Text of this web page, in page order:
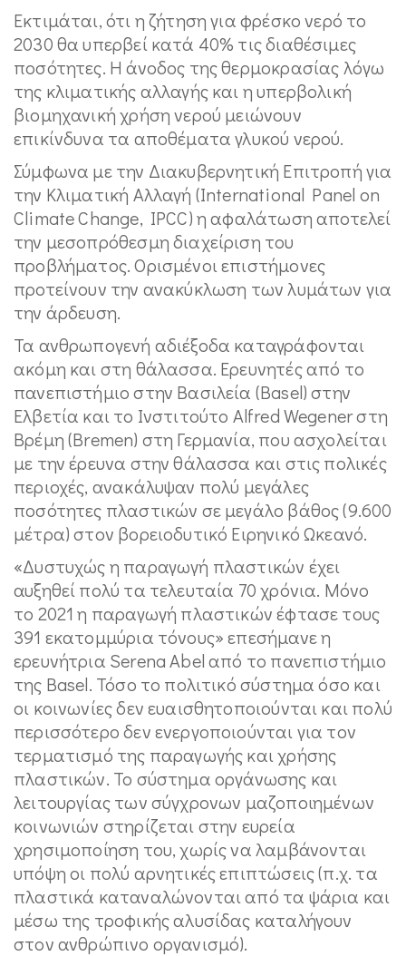
Εκτιμάται, ότι η ζήτηση για φρέσκο νερό το
2030 θα υπερβεί κατά 40% τις διαθέσιμες
ποσότητες. Η άνοδος της θερμοκρασίας λόγω
της κλιματικής αλλαγής και η υπερβολική
βιομηχανική χρήση νερού μειώνουν
επικίνδυνα τα αποθέματα γλυκού νερού.
Σύμφωνα με την Διακυβερνητική Επιτροπή για
την Κλιματική Αλλαγή (International Panel on
Climate Change, IPCC) η αφαλάτωση αποτελεί
την μεσοπρόθεσμη διαχείριση του
προβλήματος. Ορισμένοι επιστήμονες
προτείνουν την ανακύκλωση των λυμάτων για
την άρδευση.
Τα ανθρωπογενή αδιέξοδα καταγράφονται
ακόμη και στη θάλασσα. Ερευνητές από το
πανεπιστήμιο στην Βασιλεία (Basel) στην
Ελβετία και το Ινστιτούτο Alfred Wegener στη
Βρέμη (Bremen) στη Γερμανία, που ασχολείται
με την έρευνα στην θάλασσα και στις πολικές
περιοχές, ανακάλυψαν πολύ μεγάλες
ποσότητες πλαστικών σε μεγάλο βάθος (9.600
μέτρα) στον βορειοδυτικό Ειρηνικό Ωκεανό.
«Δυστυχώς η παραγωγή πλαστικών έχει
αυξηθεί πολύ τα τελευταία 70 χρόνια. Μόνο
το 2021 η παραγωγή πλαστικών έφτασε τους
391 εκατομμύρια τόνους» επεσήμανε η
ερευνήτρια Serena Abel από το πανεπιστήμιο
της Basel. Τόσο το πολιτικό σύστημα όσο και
οι κοινωνίες δεν ευαισθητοποιούνται και πολύ
περισσότερο δεν ενεργοποιούνται για τον
τερματισμό της παραγωγής και χρήσης
πλαστικών. Το σύστημα οργάνωσης και
λειτουργίας των σύγχρονων μαζοποιημένων
κοινωνιών στηρίζεται στην ευρεία
χρησιμοποίηση του, χωρίς να λαμβάνονται
υπόψη οι πολύ αρνητικές επιπτώσεις (π.χ. τα
πλαστικά καταναλώνονται από τα ψάρια και
μέσω της τροφικής αλυσίδας καταλήγουν
στον ανθρώπινο οργανισμό).